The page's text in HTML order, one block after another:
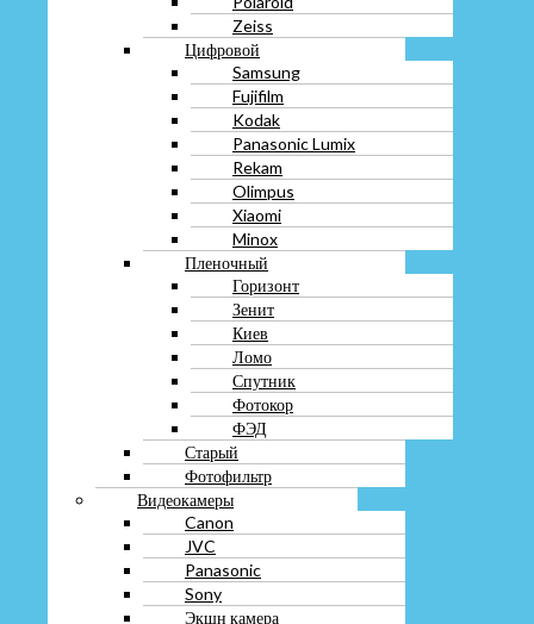
Zeiss
Цифровой
Samsung
Fujifilm
Kodak
Panasonic Lumix
Rekam
Olimpus
Xiaomi
Minox
Пленочный
Горизонт
Зенит
Киев
Ломо
Спутник
Фотокор
ФЭД
Старый
Фотофильтр
Видеокамеры
Canon
JVC
Panasonic
Sony
Экшн камера
Minox
Пленочный
Горизонт
Зенит
Киев
Ломо
Спутник
Видеокамеры
Объектив
Штатив
Фотовспышка
Часы
Антикварные
Золотые
Наручные
Советские
Старые